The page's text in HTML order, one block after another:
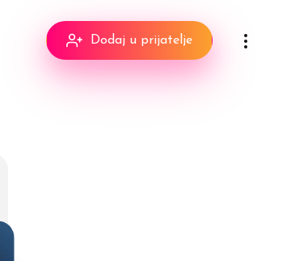
Dodaj u prijatelje